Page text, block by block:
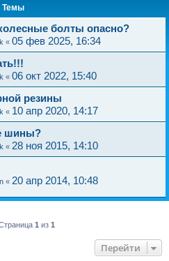
Темы
болты опасно?
« 05 фев 2025, 16:34
« 06 окт 2022, 15:40
резины
« 10 апр 2020, 14:17
шины?
« 28 ноя 2015, 14:10
« 20 апр 2014, 10:48
1 из 1
Перейти